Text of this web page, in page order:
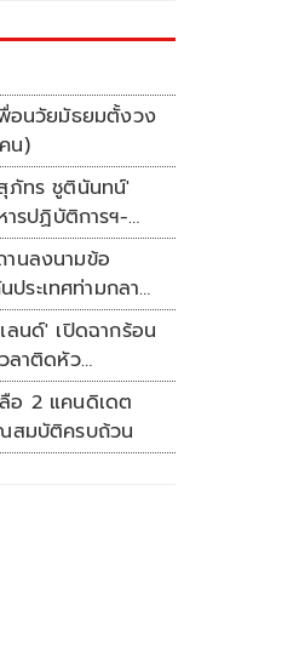
อนวัยมัธยมตั้งวง
น)
ภัทร ชูตินันทน์'
รปฏิบัติการฯ-
'
านลงนามข้อ
ระเทศท่ามกลาง
ลนด์' เปิดฉากร้อน
ลาติดหัว
ที่มัลดาลิกา
อ 2 แคนดิเดต
สมบัติครบถ้วน